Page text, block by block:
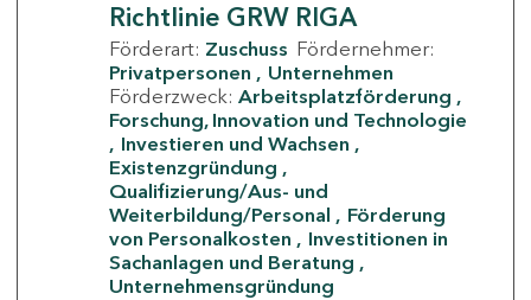
Richtlinie GRW RIGA
Förderart: Zuschuss Fördernehmer:
Privatpersonen
Unternehmen
Förderzweck: Arbeitsplatzförderung
Forschung, Innovation und Technologie
Investieren und Wachsen
Existenzgründung
Qualifizierung/Aus- und
Weiterbildung/Personal
Förderung
von Personalkosten
Investitionen in
Sachanlagen und Beratung
Unternehmensgründung